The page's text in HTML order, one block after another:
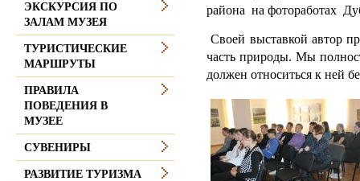
района на фотоработах
Своей выставкой автор
часть природы. Мы
должен относиться к ней
ЭКСКУРСИЯ ПО
ЗАЛАМ МУЗЕЯ
ТУРИСТИЧЕСКИЕ
МАРШРУТЫ
ПРАВИЛА
ПОВЕДЕНИЯ В
МУЗЕЕ
СУВЕНИРЫ
РАЗВИТИЕ ТУРИЗМА